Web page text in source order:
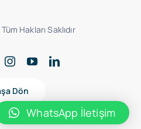
Hakları Saklıdır
Dön
WhatsApp İletişim